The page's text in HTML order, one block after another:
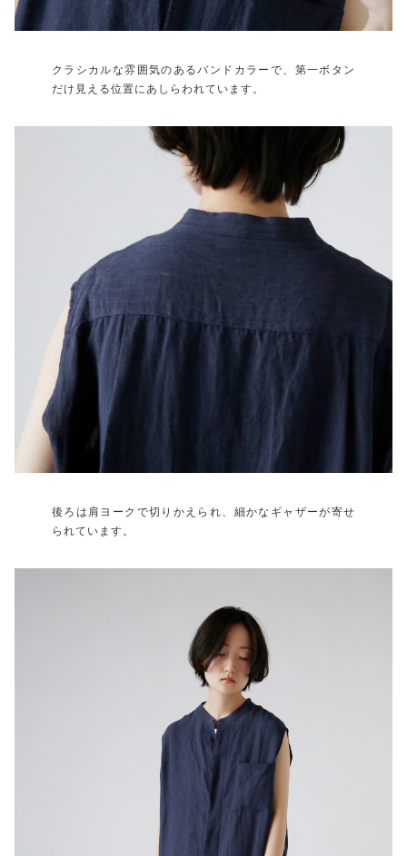
クラシカルな雰囲気のあるバンドカラーで、第一ボタン
だけ見える位置にあしらわれています。
後ろは肩ヨークで切りかえられ、細かなギャザーが寄せ
られています。